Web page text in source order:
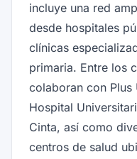
incluye una red
desde hospitales
clínicas
primaria. Entre los
colaboran con Plus
Hospital
Cinta, así como
centros de salud